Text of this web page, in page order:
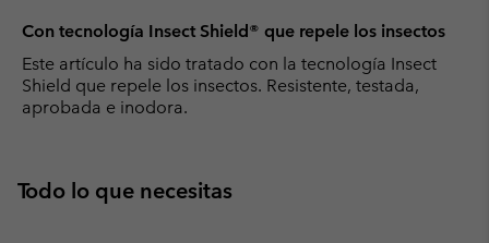
Con tecnología Insect Shield® que repele los insectos
Este artículo ha sido tratado con la tecnología Insect
Shield que repele los insectos. Resistente, testada,
aprobada e inodora.
Todo lo que necesitas